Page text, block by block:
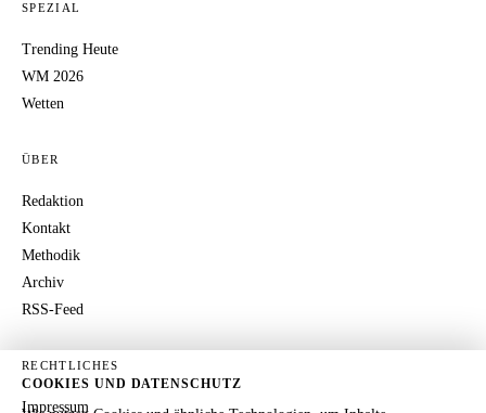
SPEZIAL
Trending Heute
WM 2026
Wetten
ÜBER
Redaktion
Kontakt
Methodik
Archiv
RSS-Feed
RECHTLICHES
Impressum
COOKIES UND DATENSCHUTZ